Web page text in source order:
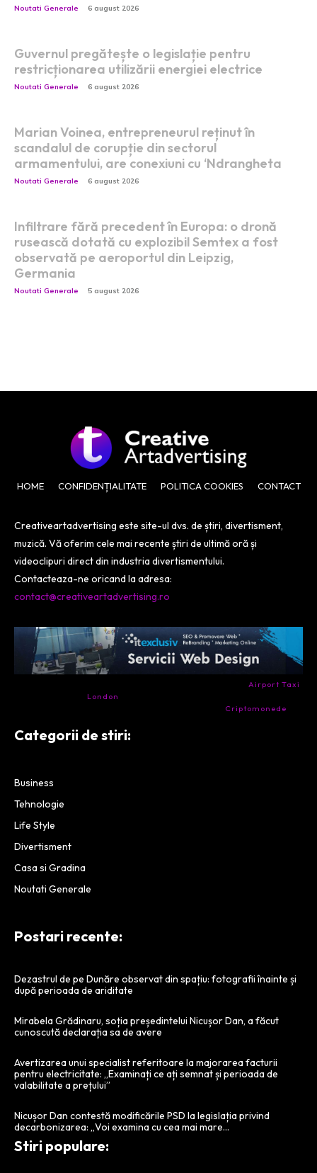
Noutati Generale 6 august 2026
Guvernul pregătește o legislație pentru
restricționarea utilizării energiei electrice
Noutati Generale 6 august 2026
Marian Voinea, entrepreneurul reținut în
scandalul de corupție din sectorul
armamentului, are conexiuni cu ‘Ndrangheta
Noutati Generale 6 august 2026
Infiltrare fără precedent în Europa: o dronă
rusească dotată cu explozibil Semtex a fost
observată pe aeroportul din Leipzig,
Germania
Noutati Generale 5 august 2026
HOME CONFIDENȚIALITATE POLITICA COOKIES CONTACT
Creativeartadvertising este site-ul dvs. de știri, divertisment,
muzică. Vă oferim cele mai recente știri de ultimă oră și
videoclipuri direct din industria divertismentului.
Contacteaza-ne oricand la adresa:
contact@creativeartadvertising.ro
Airport Taxi
London
Criptomonede
Categorii de stiri:
Business
Tehnologie
Life Style
Divertisment
Casa si Gradina
Noutati Generale
Postari recente:
Dezastrul de pe Dunăre observat din spațiu: fotografii înainte și
după perioada de ariditate
Mirabela Grădinaru, soția președintelui Nicușor Dan, a făcut
cunoscută declarația sa de avere
Avertizarea unui specialist referitoare la majorarea facturii
pentru electricitate: „Examinați ce ați semnat și perioada de
valabilitate a prețului”
Nicușor Dan contestă modificările PSD la legislația privind
decarbonizarea: „Voi examina cu cea mai mare…
Stiri populare: